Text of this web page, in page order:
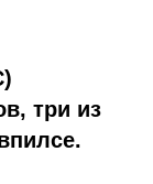
три из